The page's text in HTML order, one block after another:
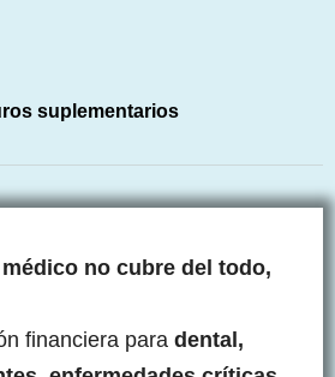
suplementarios
no cubre del todo,
financiera para dental,